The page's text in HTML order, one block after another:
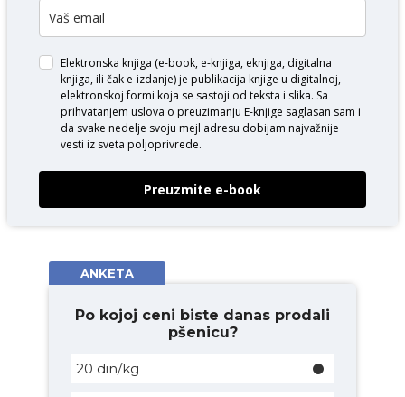
Elektronska knjiga (e-book, e-knjiga, eknjiga, digitalna
knjiga, ili čak e-izdanje) je publikacija knjige u digitalnoj,
elektronskoj formi koja se sastoji od teksta i slika. Sa
prihvatanjem uslova o preuzimanju E-knjige saglasan sam i
da svake nedelje svoju mejl adresu dobijam najvažnije
vesti iz sveta poljoprivrede.
Preuzmite e-book
ANKETA
Po kojoj ceni biste danas prodali
pšenicu?
20 din/kg